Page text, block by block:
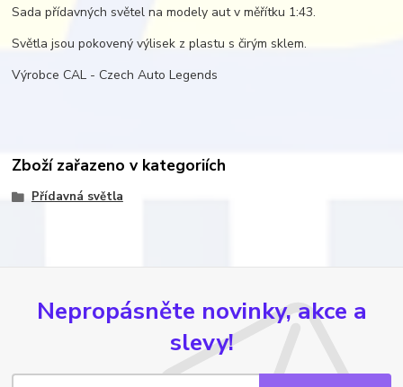
Sada přídavných světel na modely aut v měřítku 1:43.
Světla jsou pokovený výlisek z plastu s čirým sklem.
Výrobce CAL - Czech Auto Legends
Zboží zařazeno v kategoriích
Přídavná světla
Nepropásněte novinky, akce a
slevy!